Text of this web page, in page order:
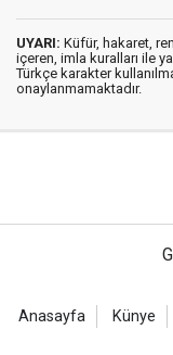
UYARI: Küfür, hakaret,
içeren, imla kuralları ile
Türkçe karakter
onaylanmamaktadır.
Anasayfa Künye